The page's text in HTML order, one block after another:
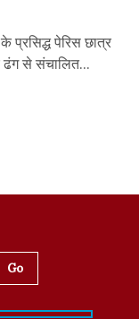
पेरिस छात्र
से संचालित...